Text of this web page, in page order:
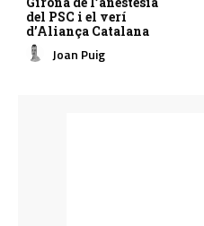
del PSC i el verí
d’Aliança Catalana
Joan Puig